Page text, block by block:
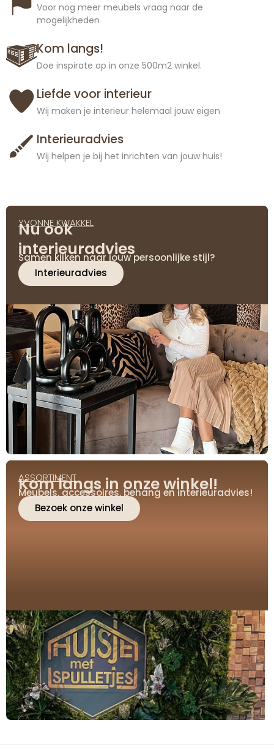
Voor nog meer meubels vraag naar de
mogelijkheden
Kom langs!
Doe inspirate op in onze 500m2 winkel.
Liefde voor interieur
Wij maken je interieur helemaal jouw eigen
Interieuradvies
Wij helpen je bij het inrichten van jouw huis!
YVONNE KWAKKEL
Nu ook
interieuradvies
Samen kijken naar jouw persoonlijke stijl?
Interieuradvies
ASSORTIMENT
Kom langs in onze winkel!
Meubels, accessoires, behang en interieuradvies!
Bezoek onze winkel